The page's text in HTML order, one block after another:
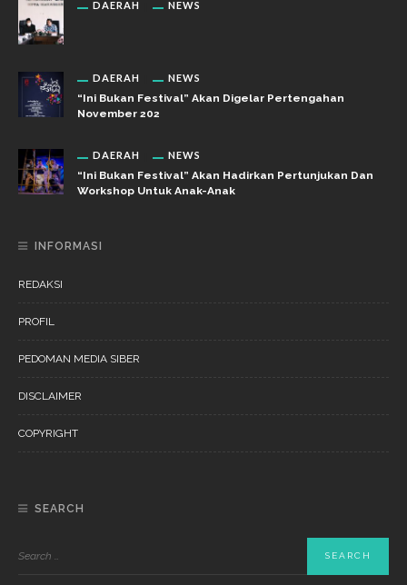
DAERAH NEWS
DAERAH NEWS
“Ini Bukan Festival” Akan Digelar Pertengahan
November 202
DAERAH NEWS
“Ini Bukan Festival” Akan Hadirkan Pertunjukan Dan
Workshop Untuk Anak-Anak
INFORMASI
REDAKSI
PROFIL
PEDOMAN MEDIA SIBER
DISCLAIMER
COPYRIGHT
SEARCH